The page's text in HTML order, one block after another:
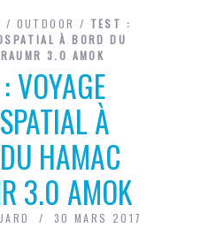
/ OUTDOOR / TEST :
À BORD DU
3.0 AMOK
VOYAGE
À
HAMAC
3.0 AMOK
30 MARS 2017